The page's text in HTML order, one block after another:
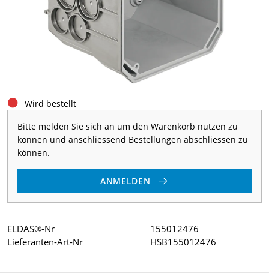
Wird bestellt
Bitte melden Sie sich an um den Warenkorb nutzen zu
können und anschliessend Bestellungen abschliessen zu
können.
ANMELDEN
ELDAS®-Nr
155012476
Lieferanten-Art-Nr
HSB155012476